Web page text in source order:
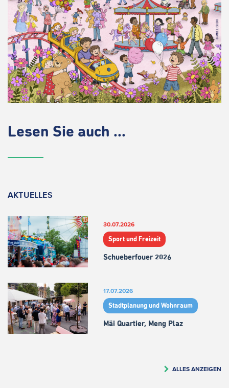
Lesen Sie auch ...
AKTUELLES
30.07.2026
Sport und Freizeit
Schueberfouer 2026
17.07.2026
Stadtplanung und Wohnraum
Mäi Quartier, Meng Plaz
ALLES ANZEIGEN